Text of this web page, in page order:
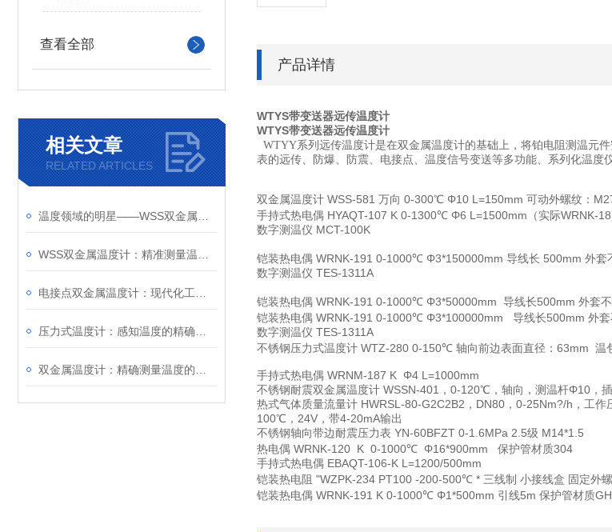
查看全部
相关文章
RELATED ARTICLES
产品详情
WTYS带变送器远传温度计
WTYS带变送器远传温度计
WTYY系列远传温度计是在双金属温度计的基础上，将铂电阻测温元
表的远传、防爆、防震、电接点、温度信号变送等多功能、系列化温度仪
双金属温度计 WSS-581 万向 0-300℃ Φ10 L=150mm 可动外螺纹：
手持式热电偶 HYAQT-107 K 0-1300℃ Φ6 L=1500mm（实际WRNK-
数字测温仪 MCT-100K
铠装热电偶 WRNK-191 0-1000℃ Φ3*150000mm 导线长 500mm 外套
数字测温仪 TES-1311A
铠装热电偶 WRNK-191 0-1000℃ Φ3*50000mm 导线长500mm 外套
铠装热电偶 WRNK-191 0-1000℃ Φ3*100000mm 导线长500mm 外套
数字测温仪 TES-1311A
不锈钢压力式温度计 WTZ-280 0-150℃ 轴向前边表面直径：63mm 温
手持式热电偶 WRNM-187 K Φ4 L=1000mm
不锈钢耐震双金属温度计 WSSN-401，0-120℃，轴向，测温杆Φ10，
热式气体质量流量计 HWRSL-80-G2C2B2，DN80，0-25Nm?/h，工
100℃，24V，带4-20mA输出
不锈钢轴向带边耐震压力表 YN-60BFZT 0-1.6MPa 2.5级 M14*1.5
热电偶 WRNK-120 K 0-1000℃ Φ16*900mm 保护管材质304
手持式热电偶 EBAQT-106-K L=1200/500mm
铠装热电阻 "WZPK-234 PT100 -200-500℃ * 三线制 小接线盒 固定外
铠装热电偶 WRNK-191 K 0-1000℃ Φ1*500mm 引线5m 保护管材质